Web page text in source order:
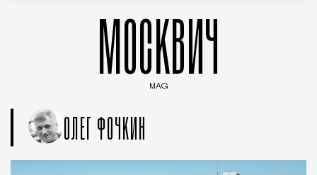
МОСКВИЧ
MAG
ОЛЕГ ФОЧКИН